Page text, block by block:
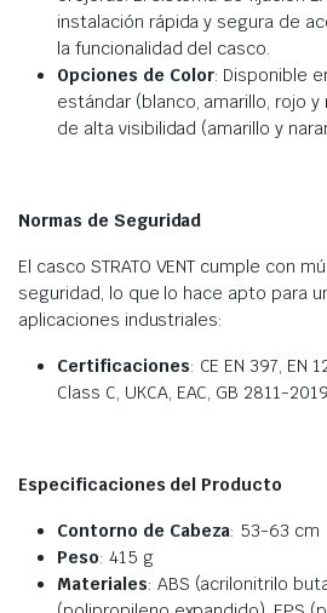
instalación rápida y segura de
la funcionalidad del casco.
Opciones de Color: Disponible
estándar (blanco, amarillo, rojo
de alta visibilidad (amarillo y
Normas de Seguridad
El casco STRATO VENT cumple con
seguridad, lo que lo hace apto para
aplicaciones industriales:
Certificaciones: CE EN 397, EN
Class C, UKCA, EAC, GB 2811-
Especificaciones del Producto
Contorno de Cabeza: 53-63 cm
Peso: 415 g
Materiales: ABS (acrilonitrilo